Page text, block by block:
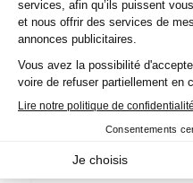
2 jours
Sans
En centre ,